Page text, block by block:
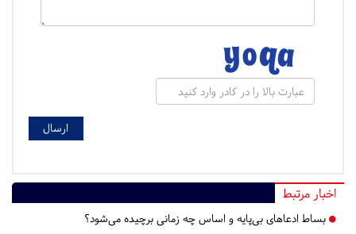
اخبار مرتبط
بساط ادعاهای بی‌پایه و اساس چه زمانی برچیده می‌شود؟